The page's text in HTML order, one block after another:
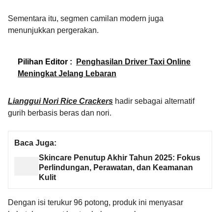
Sementara itu, segmen camilan modern juga
menunjukkan pergerakan.
Pilihan Editor :
Penghasilan Driver Taxi Online
Meningkat Jelang Lebaran
Lianggui Nori Rice Crackers hadir sebagai alternatif
gurih berbasis beras dan nori.
Baca Juga:
Skincare Penutup Akhir Tahun 2025: Fokus
Perlindungan, Perawatan, dan Keamanan
Kulit
Dengan isi terukur 96 potong, produk ini menyasar